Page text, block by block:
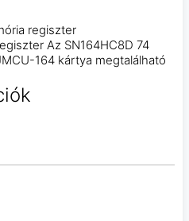
regiszter
Az SN164HC8D 74
164 kártya megtalálható